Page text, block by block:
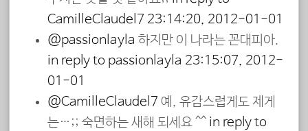
CamilleClaudel7 23:14:20, 2012-01-01
@passionlayla 하지만 이 나라는 꼰대피아.
in reply to passionlayla 23:15:07, 2012-
01-01
@CamilleClaudel7 예, 유감스럽게도 제게
는…;; 숙면하는 새해 되세요 ^^ in reply to